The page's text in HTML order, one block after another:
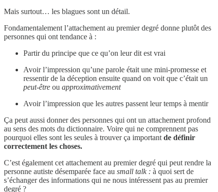
Mais surtout… les blagues sont un détail.
Fondamentalement l’attachement au premier degré donne plutôt des
personnes qui ont tendance à :
Partir du principe que ce qu’on leur dit est vrai
Avoir l’impression qu’une parole était une mini-promesse et
ressentir de la déception ensuite quand on voit que c’était un
peut-être ou approximativement
Avoir l’impression que les autres passent leur temps à mentir
Ça peut aussi donner des personnes qui ont un attachement profond
au sens des mots du dictionnaire. Voire qui ne comprennent pas
pourquoi elles sont les seules à trouver ça importantde définir
correctement les choses.
C’est également cet attachement au premier degré qui peut rendre la
personne autiste désemparée face au small talk : à quoi sert de
s’échanger des informations qui ne nous intéressent pas au premier
degré ?